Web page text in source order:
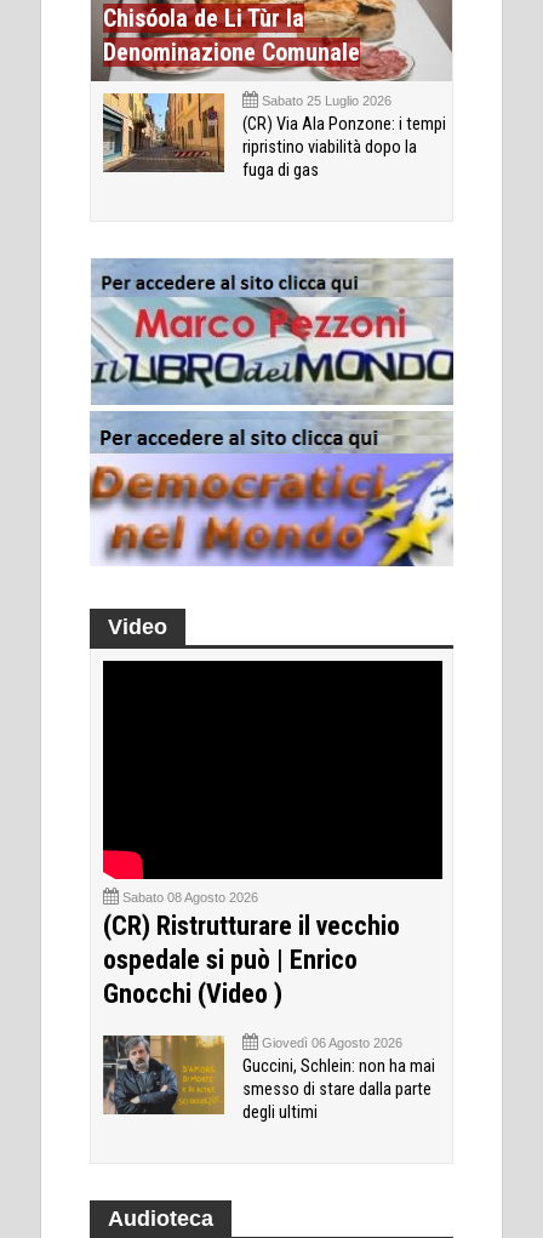
Chisóola de Li Tùr la
Denominazione Comunale
Sabato 25 Luglio 2026
(CR) Via Ala Ponzone: i tempi
ripristino viabilità dopo la
fuga di gas
Video
Sabato 08 Agosto 2026
(CR) Ristrutturare il vecchio
ospedale si può | Enrico
Gnocchi (Video )
Giovedì 06 Agosto 2026
Guccini, Schlein: non ha mai
smesso di stare dalla parte
degli ultimi
Audioteca